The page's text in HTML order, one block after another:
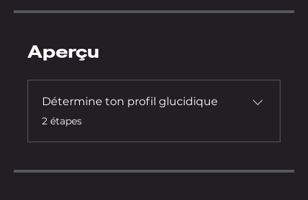
Aperçu
Détermine ton profil glucidique
.2 étapes